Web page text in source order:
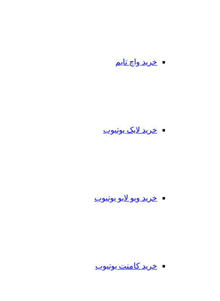
خرید واچ تایم
خرید لایک یوتیوب
خرید ویو لایو یوتیوب
خرید کامنت یوتیوب